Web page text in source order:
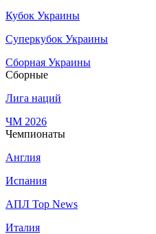
Кубок Украины
Суперкубок Украины
Сборная Украины
Сборные
Лига наций
ЧМ 2026
Чемпионаты
Англия
Испания
АПЛ Top News
Италия